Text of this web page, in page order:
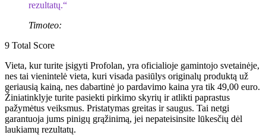
rezultatų.“
Timoteo:
9 Total Score
Vieta, kur turite įsigyti Profolan, yra oficialioje gamintojo svetainėje,
nes tai vienintelė vieta, kuri visada pasiūlys originalų produktą už
geriausią kainą, nes dabartinė jo pardavimo kaina yra tik 49,00 euro.
Žiniatinklyje turite pasiekti pirkimo skyrių ir atlikti paprastus
pažymėtus veiksmus. Pristatymas greitas ir saugus. Tai netgi
garantuoja jums pinigų grąžinimą, jei nepateisinsite lūkesčių dėl
laukiamų rezultatų.